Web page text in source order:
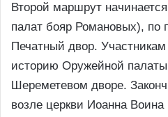
Второй маршрут
палат бояр Романовых), по
Печатный двор. Участникам
историю Оружейной
Шереметевом дворе.
возле церкви Иоанна